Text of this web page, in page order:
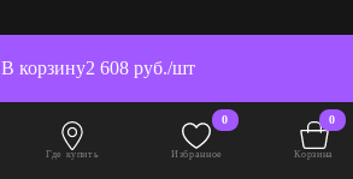
2 608 руб./шт
В корзину
Где купить
0
Избранное
0
Корзина